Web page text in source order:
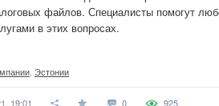
файлов. Специалисты помогут
в этих вопросах.
Эстонии
19:01 0 925